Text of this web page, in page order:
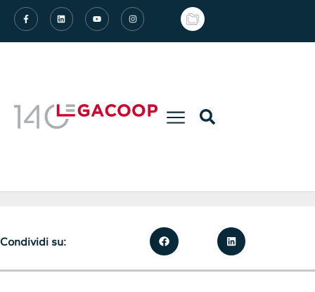
Condividi su: